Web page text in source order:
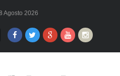
Agosto 2026